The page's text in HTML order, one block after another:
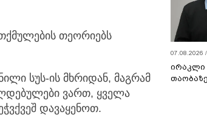
თეორიებს
სუს-ის მხრიდან, მაგრამ
ვართ, ყველა
დავაყენოთ.
07.08.2026
ირაკლი
თაობაზე